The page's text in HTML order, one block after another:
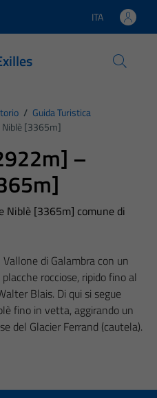
Lingua attiva:
ITA
/ Guida Turistica
[3365m]
–
Niblè [3365m] comune di
di Galambra con un
rocciose, ripido fino al
Blais. Di qui si segue
fino in vetta, aggirando un
del Glacier Ferrand (cautela).